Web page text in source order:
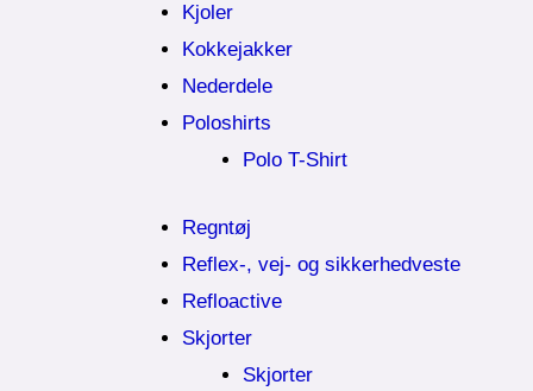
Kjoler
Kokkejakker
Nederdele
Poloshirts
Polo T-Shirt
Regntøj
Reflex-, vej- og sikkerhedveste
Refloactive
Skjorter
Skjorter